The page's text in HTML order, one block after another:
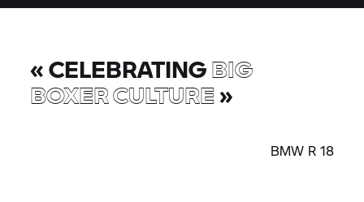
«CELEBRATINGBIG
BOXER CULTURE»
BMW R 18